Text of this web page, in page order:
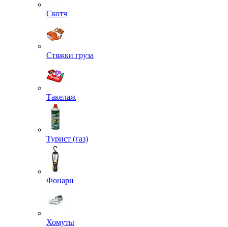
Скотч
Стяжки груза
Такелаж
Турист (газ)
Фонари
Хомуты